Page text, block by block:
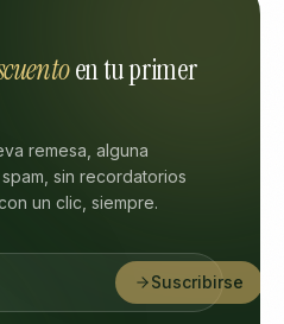
en tu primer
remesa, alguna
sin recordatorios
un clic, siempre.
Suscribirse